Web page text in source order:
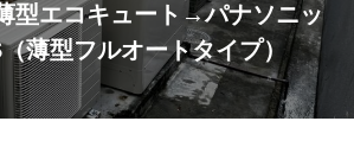
型エコキュート→パナソニッ
薄型フルオートタイプ）